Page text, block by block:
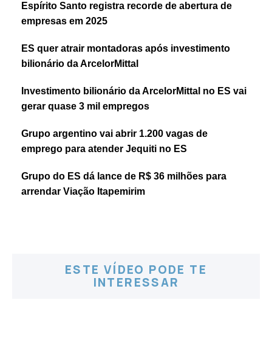
Espírito Santo registra recorde de abertura de
empresas em 2025
ES quer atrair montadoras após investimento
bilionário da ArcelorMittal
Investimento bilionário da ArcelorMittal no ES vai
gerar quase 3 mil empregos
Grupo argentino vai abrir 1.200 vagas de
emprego para atender Jequiti no ES
Grupo do ES dá lance de R$ 36 milhões para
arrendar Viação Itapemirim
ESTE VÍDEO PODE TE
INTERESSAR